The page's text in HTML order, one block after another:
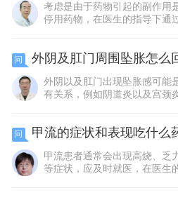
考虑是由于药物引起的副作用
停用药物，在医生的指导下通
问 外阴及肛门周围坠胀怎么
外阴以及肛门出现坠胀感可能
有关系，例如阴道炎以及宫颈
问 甲流的症状和表现吃什么
甲流患者通常会出现高烧、乏
等症状，应及时就医，在医生